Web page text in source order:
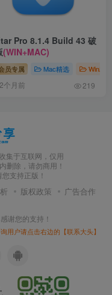
软件
Pro 8.1.4 Build 43 破
(WIN+MAC)
员专属 Mac精选 Win精选
个月前 219
于互联网，仅用
删除，请勿商用！
支持正版！
版权政策
广告合作
感谢您的支持！
用户请点击右边的【联系大头】